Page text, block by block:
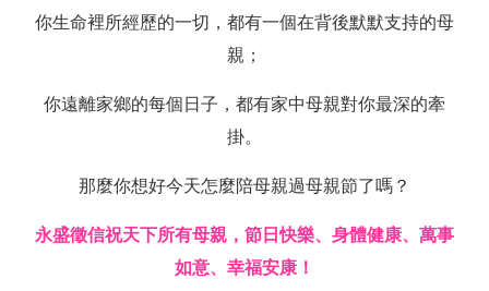
你生命裡所經歷的一切，都有一個在背後默默支持的母
親；
你遠離家鄉的每個日子，都有家中母親對你最深的牽
掛。
那麼你想好今天怎麼陪母親過母親節了嗎？
永盛徵信祝天下所有母親，節日快樂、身體健康、萬事
如意、幸福安康！